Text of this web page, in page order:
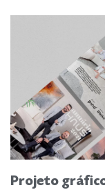
Projeto